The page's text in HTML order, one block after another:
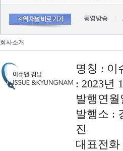
통영방송
회사소개
명칭 : 이
: 2023년
발행연
발행소 :
진
대표전화